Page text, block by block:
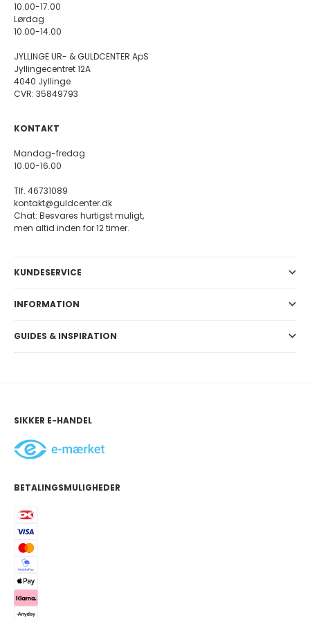
10.00-17.00
Lørdag
10.00-14.00
JYLLINGE UR- & GULDCENTER ApS
Jyllingecentret 12A
4040 Jyllinge
CVR: 35849793
KONTAKT
Mandag-fredag
10.00-16.00
Tlf. 46731089
kontakt@guldcenter.dk
Chat: Besvares hurtigst muligt,
men altid inden for 12 timer.
KUNDESERVICE
INFORMATION
GUIDES & INSPIRATION
SIKKER E-HANDEL
BETALINGSMULIGHEDER